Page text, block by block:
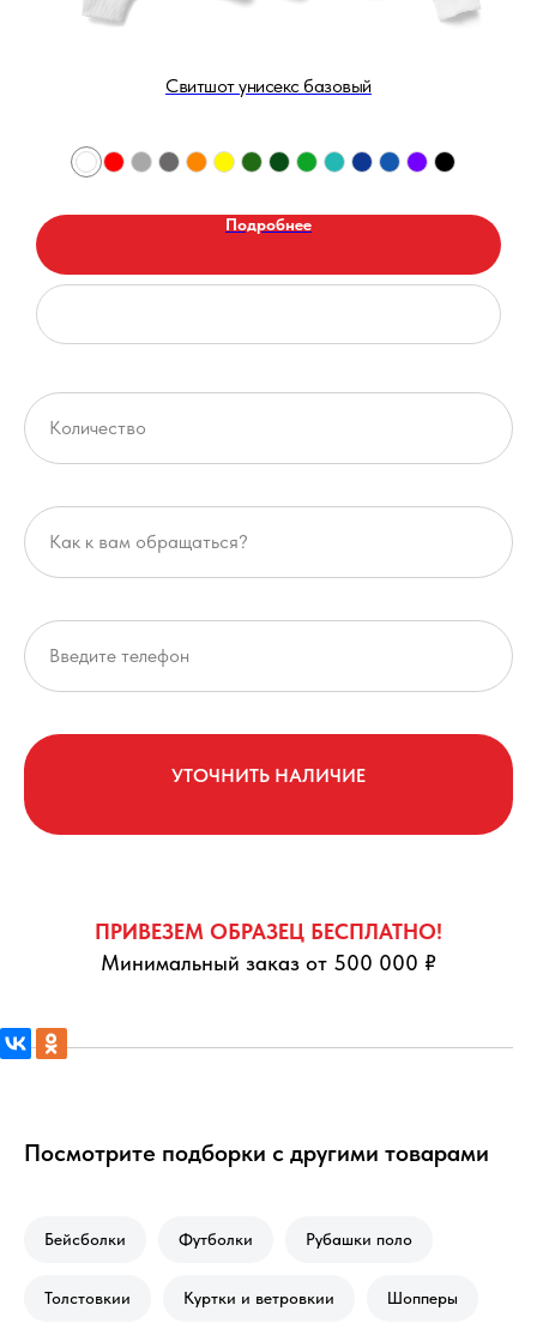
Свитшот унисекс базовый
Подробнее
УТОЧНИТЬ НАЛИЧИЕ
ПРИВЕЗЕМ ОБРАЗЕЦ БЕСПЛАТНО!
Минимальный заказ от 500 000 ₽
Посмотрите подборки с другими товарами
Бейсболки Футболки Рубашки поло
Толстовкии Куртки и ветровкии Шопперы